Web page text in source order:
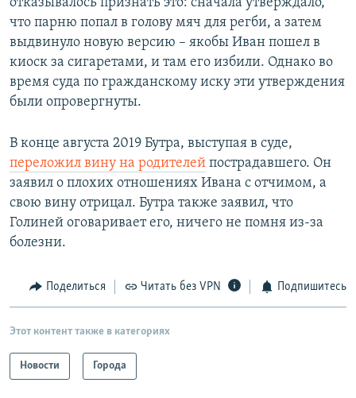
отказывалось признать это: сначала утверждало,
что парню попал в голову мяч для регби, а затем
выдвинуло новую версию – якобы Иван пошел в
киоск за сигаретами, и там его избили. Однако во
время суда по гражданскому иску эти утверждения
были опровергнуты.
В конце августа 2019 Бутра, выступая в суде,
переложил вину на родителей пострадавшего. Он
заявил о плохих отношениях Ивана с отчимом, а
свою вину отрицал. Бутра также заявил, что
Голиней оговаривает его, ничего не помня из-за
болезни.
Поделиться Читать без VPN Подпишитесь
Этот контент также в категориях
Новости Города